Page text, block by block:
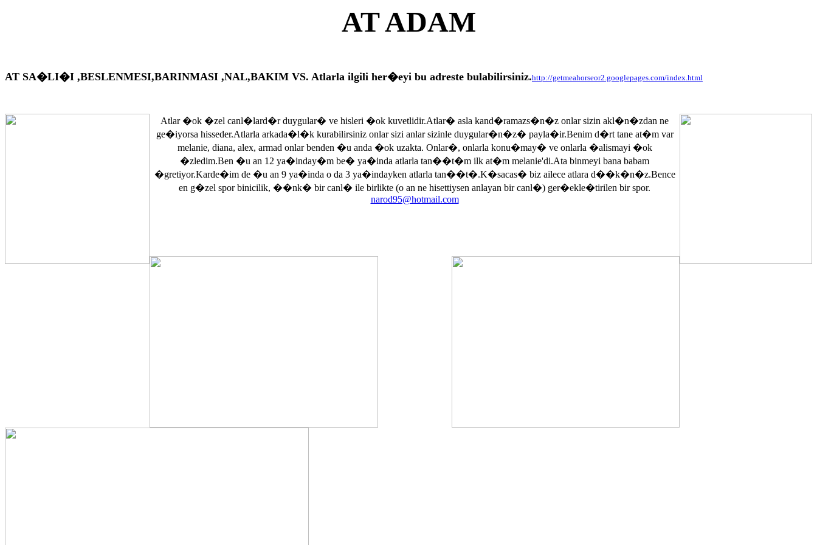
AT ADAM
AT SA�LI�I ,BESLENMESI,BARINMASI ,NAL,BAKIM VS. Atlarla ilgili her�eyi bu adreste bulabilirsiniz.http://getmeahorseor2.googlepages.com/index.html
Atlar �ok �zel canl�lard�r duygular� ve hisleri �ok kuvetlidir.Atlar� asla kand�ramazs�n�z onlar sizin akl�n�zdan ne
ge�iyorsa hisseder.Atlarla arkada�l�k kurabilirsiniz onlar sizi anlar sizinle duygular�n�z� payla�ir.Benim d�rt tane at�m var
melanie, diana, alex, armad onlar benden �u anda �ok uzakta. Onlar�, onlarla konu�may� ve onlarla �alismayi �ok
�zledim.Ben �u an 12 ya�inday�m be� ya�inda atlarla tan��t�m ilk at�m melanie'di.Ata binmeyi bana babam
�gretiyor.Karde�im de �u an 9 ya�inda o da 3 ya�indayken atlarla tan��t�.K�sacas� biz ailece atlara d��k�n�z.Bence
en g�zel spor binicilik, ��nk� bir canl� ile birlikte (o an ne hisettiysen anlayan bir canl�) ger�ekle�tirilen bir spor.
narod95@hotmail.com